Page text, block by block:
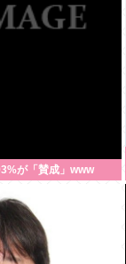
が「賛成」www